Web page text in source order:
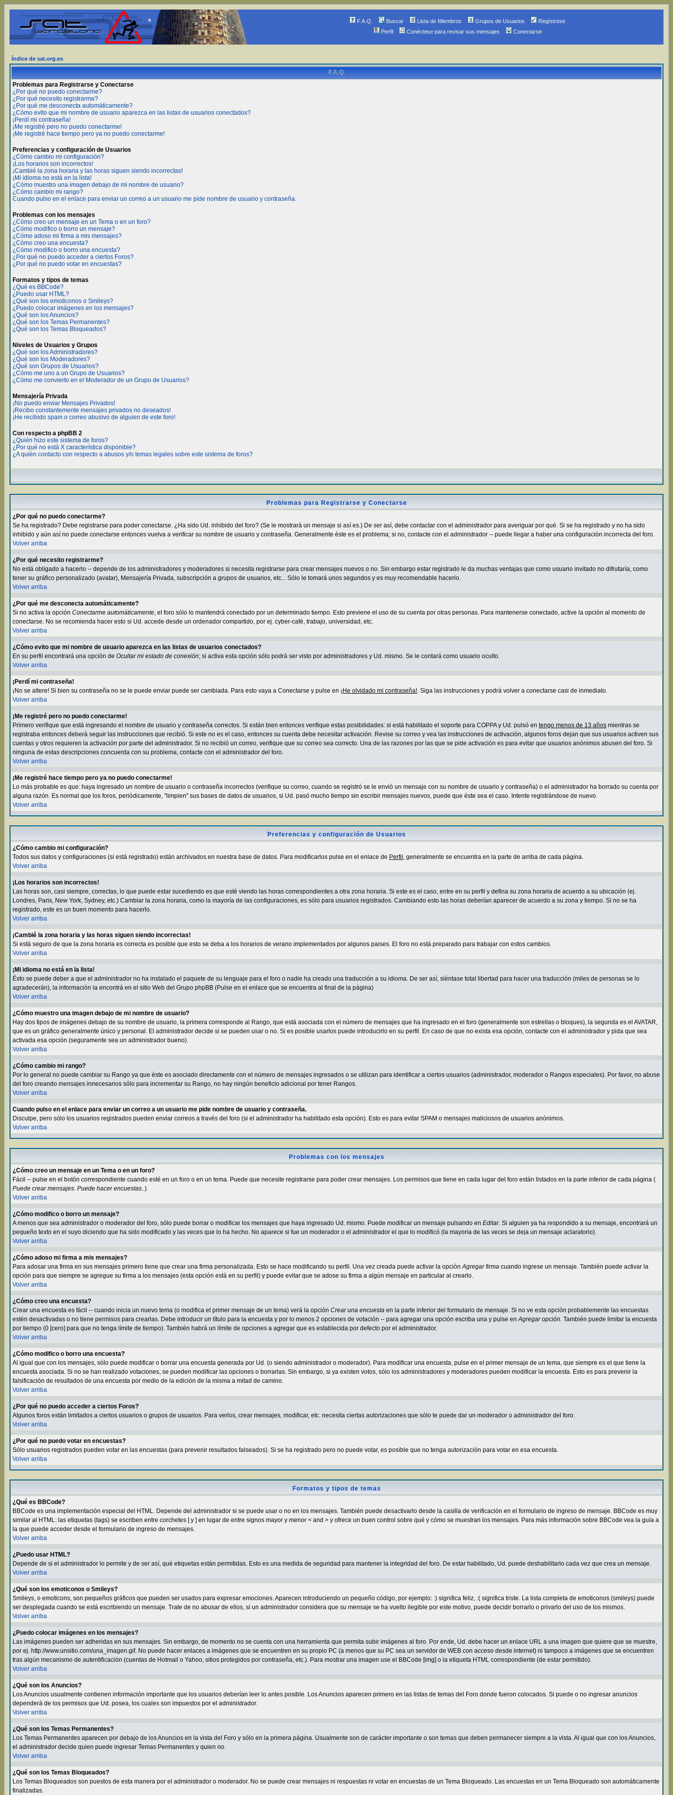
F.A.Q. Buscar Lista de Miembros Grupos de Usuarios
Regístrese
Perfil
Conéctese para revisar sus mensajes Conectarse
Índice de sat.org.es
F.A.Q.
Problemas para Registrarse y Conectarse
¿Por qué no puedo conectarme?
¿Por qué necesito registrarme?
¿Por qué me desconecta automáticamente?
¿Cómo evito que mi nombre de usuario aparezca en las listas de usuarios conectados?
¡Perdí mi contraseña!
¡Me registré pero no puedo conectarme!
¡Me registré hace tiempo pero ya no puedo conectarme!
Preferencias y configuración de Usuarios
¿Cómo cambio mi configuración?
¡Los horarios son incorrectos!
¡Cambié la zona horaria y las horas siguen siendo incorrectas!
¡Mi idioma no está en la lista!
¿Cómo muestro una imagen debajo de mi nombre de usuario?
¿Cómo cambio mi rango?
Cuando pulso en el enlace para enviar un correo a un usuario me pide nombre de usuario y contraseña.
Problemas con los mensajes
¿Cómo creo un mensaje en un Tema o en un foro?
¿Cómo modifico o borro un mensaje?
¿Cómo adoso mi firma a mis mensajes?
¿Cómo creo una encuesta?
¿Cómo modifico o borro una encuesta?
¿Por qué no puedo acceder a ciertos Foros?
¿Por qué no puedo votar en encuestas?
Formatos y tipos de temas
¿Qué es BBCode?
¿Puedo usar HTML?
¿Qué son los emoticonos o Smileys?
¿Puedo colocar imágenes en los mensajes?
¿Qué son los Anuncios?
¿Qué son los Temas Permanentes?
¿Qué son los Temas Bloqueados?
Niveles de Usuarios y Grupos
¿Qué son los Administradores?
¿Qué son los Moderadores?
¿Qué son Grupos de Usuarios?
¿Cómo me uno a un Grupo de Usuarios?
¿Cómo me convierto en el Moderador de un Grupo de Usuarios?
Mensajería Privada
¡No puedo enviar Mensajes Privados!
¡Recibo constantemente mensajes privados no deseados!
¡He recibido spam o correo abusivo de alguien de este foro!
Con respecto a phpBB 2
¿Quién hizo este sistema de foros?
¿Por qué no está X característica disponible?
¿A quién contacto con respecto a abusos y/o temas legales sobre este sistema de foros?
Problemas para Registrarse y Conectarse
¿Por qué no puedo conectarme?
Se ha registrado? Debe registrarse para poder conectarse. ¿Ha sido Ud. inhibido del foro? (Se le mostrará un mensaje si así es.) De ser así, debe contactar con el administrador para averiguar por qué. Si se ha registrado y no ha sido
inhibido y aún así no puede conectarse entonces vuelva a verificar su nombre de usuario y contraseña. Generalmente éste es el problema; si no, contacte con el administrador -- puede llegar a haber una configuración incorrecta del foro.
Volver arriba
¿Por qué necesito registrarme?
No está obligado a hacerlo -- depende de los administradores y moderadores si necesita registrarse para crear mensajes nuevos o no. Sin embargo estar registrado le da muchas ventajas que como usuario invitado no difrutaría, como
tener su gráfico personalizado (avatar), Mensajería Privada, subscripción a grupos de usuarios, etc... Sólo le tomará unos segundos y es muy recomendable hacerlo.
Volver arriba
¿Por qué me desconecta automáticamente?
Si no activa la opción Conectarme automáticamente, el foro sólo lo mantendrá conectado por un determinado tiempo. Esto previene el uso de su cuenta por otras personas. Para mantenerse conectado, active la opción al momento de
conectarse. No se recomienda hacer esto si Ud. accede desde un ordenador compartido, por ej. cyber-café, trabajo, universidad, etc.
Volver arriba
¿Cómo evito que mi nombre de usuario aparezca en las listas de usuarios conectados?
En su perfil encontrará una opción de Ocultar mi estado de conexión; si activa esta opción sólo podrá ser visto por administradores y Ud. mismo. Se le contará como usuario oculto.
Volver arriba
¡Perdí mi contraseña!
¡No se altere! Si bien su contraseña no se le puede enviar puede ser cambiada. Para esto vaya a Conectarse y pulse en ¡He olvidado mi contraseña!. Siga las instrucciones y podrá volver a conectarse casi de inmediato.
Volver arriba
¡Me registré pero no puedo conectarme!
Primero verifique que está ingresando el nombre de usuario y contraseña correctos. Si están bien entonces verifique estas posibilidades: si está habilitado el soporte para COPPA y Ud. pulsó en tengo menos de 13 años mientras se
registraba entonces deberá seguir las instrucciones que recibió. Si este no es el caso, entonces su cuenta debe necesitar activación. Revise su correo y vea las instrucciones de activación, algunos foros dejan que sus usuarios activen sus
cuentas y otros requieren la activación por parte del administrador. Si no recibió un correo, verifique que su correo sea correcto. Una de las razones por las que se pide activación es para evitar que usuarios anónimos abusen del foro. Si
ninguna de estas descripciones concuerda con su problema, contacte con el administrador del foro.
Volver arriba
¡Me registré hace tiempo pero ya no puedo conectarme!
Lo más probable es que: haya ingresado un nombre de usuario o contraseña incorrectos (verifique su correo, cuando se registró se le envió un mensaje con su nombre de usuario y contraseña) o el administrador ha borrado su cuenta por
alguna razón. Es normal que los foros, periódicamente, "limpien" sus bases de datos de usuarios, si Ud. pasó mucho tiempo sin escribir mensajes nuevos, puede que éste sea el caso. Intente registrándose de nuevo.
Volver arriba
Preferencias y configuración de Usuarios
¿Cómo cambio mi configuración?
Todos sus datos y configuraciones (si está registrado) están archivados en nuestra base de datos. Para modificarlos pulse en el enlace de Perfil , generalmente se encuentra en la parte de arriba de cada página.
Volver arriba
¡Los horarios son incorrectos!
Las horas son, casi siempre, correctas, lo que puede estar sucediendo es que esté viendo las horas correspondientes a otra zona horaria. Si este es el caso, entre en su perfil y defina su zona horaria de acuerdo a su ubicación (ej.
Londres, Paris, New York, Sydney, etc.) Cambiar la zona horaria, como la mayoría de las configuraciones, es sólo para usuarios registrados. Cambiando esto las horas deberían aparecer de acuerdo a su zona y tiempo. Si no se ha
registrado, este es un buen momento para hacerlo.
Volver arriba
¡Cambié la zona horaria y las horas siguen siendo incorrectas!
Si está seguro de que la zona horaria es correcta es posible que esto se deba a los horarios de verano implementados por algunos paises. El foro no está preparado para trabajar con estos cambios.
Volver arriba
¡Mi idioma no está en la lista!
Ésto se puede deber a que el administrador no ha instalado el paquete de su lenguaje para el foro o nadie ha creado una traducción a su idioma. De ser así, siéntase total libertad para hacer una traducción (miles de personas se lo
agradecerán), la información la encontrá en el sitio Web del Grupo phpBB (Pulse en el enlace que se encuentra al final de la página)
Volver arriba
¿Cómo muestro una imagen debajo de mi nombre de usuario?
Hay dos tipos de imágenes debajo de su nombre de usuario, la primera corresponde al Rango, que está asociada con el número de mensajes que ha ingresado en el foro (generalmente son estrellas o bloques), la segunda es el AVATAR,
que es un gráfico generalmente único y personal. El administrador decide si se pueden usar o no. Si es posible usarlos puede introducirlo en su perfil. En caso de que no exista esa opción, contacte con el administrador y pida que sea
activada esa opción (seguramente sea un administrador bueno).
Volver arriba
¿Cómo cambio mi rango?
Por lo general no puede cambiar su Rango ya que éste es asociado directamente con el número de mensajes ingresados o se utilizan para identificar a ciertos usuarios (administrador, moderador o Rangos especiales). Por favor, no abuse
del foro creando mensajes innecesarios sólo para incrementar su Rango, no hay ningún beneficio adicional por tener Rangos.
Volver arriba
Cuando pulso en el enlace para enviar un correo a un usuario me pide nombre de usuario y contraseña.
Disculpe, pero sólo los usuarios registrados pueden enviar correos a través del foro (si el administrador ha habilitado esta opción). Esto es para evitar SPAM o mensajes maliciosos de usuarios anónimos.
Volver arriba
Problemas con los mensajes
¿Cómo creo un mensaje en un Tema o en un foro?
Fácil -- pulse en el botón correspondiente cuando esté en un foro o en un tema. Puede que necesite registrarse para poder crear mensajes. Los permisos que tiene en cada lugar del foro están listados en la parte inferior de cada página (
Puede crear mensajes. Puede hacer encuestas..)
Volver arriba
¿Cómo modifico o borro un mensaje?
A menos que sea administrador o moderador del foro, sólo puede borrar o modificar los mensajes que haya ingresado Ud. mismo. Puede modificar un mensaje pulsando en Editar. Si alguien ya ha respondido a su mensaje, encontrará un
pequeño texto en el suyo diciendo que ha sido modificado y las veces que lo ha hecho. No aparece si fue un moderador o el administrador el que lo modificó (la mayoria de las veces se deja un mensaje aclaratorio).
Volver arriba
¿Cómo adoso mi firma a mis mensajes?
Para adosar una firma en sus mensajes primero tiene que crear una firma personalizada. Esto se hace modificando su perfil. Una vez creada puede activar la opciónAgregar firma cuando ingrese un mensaje. También puede activar la
opción para que siempre se agregue su firma a los mensajes (esta opción está en su perfil) y puede evitar que se adose su firma a algún mensaje en particular al crearlo.
Volver arriba
¿Cómo creo una encuesta?
Crear una encuesta es fácil -- cuando inicia un nuevo tema (o modifica el primer mensaje de un tema) verá la opción Crear una encuesta en la parte inferior del formulario de mensaje. Si no ve esta opción probablemente las encuestas
estén desactivadas o no tiene permisos para crearlas. Debe introducir un título para la encuesta y por lo menos 2 opciones de votación -- para agregar una opción escriba una y pulse enAgregar opción. También puede limitar la encuesta
por tiempo (0 [cero] para que no tenga límite de tiempo). También habrá un límite de opciones a agregar que es establecida por defecto por el administrador.
Volver arriba
¿Cómo modifico o borro una encuesta?
Al igual que con los mensajes, sólo puede modificar o borrar una encuesta generada por Ud. (o siendo administrador o moderador). Para modificar una encuesta, pulse en el primer mensaje de un tema, que siempre es el que tiene la
encuesta asociada. Si no se han realizado votaciones, se pueden modificar las opciones o borrarlas. Sin embargo, si ya existen votos, sólo los administradores y moderadores pueden modificar la encuesta. Esto es para prevenir la
falsificación de resultados de una encuesta por medio de la edición de la misma a mitad de camino.
Volver arriba
¿Por qué no puedo acceder a ciertos Foros?
Algunos foros están limitados a ciertos usuarios o grupos de usuarios. Para verlos, crear mensajes, modificar, etc. necesita ciertas autorizaciones que sólo te puede dar un moderador o administrador del foro.
Volver arriba
¿Por qué no puedo votar en encuestas?
Sólo usuarios registrados pueden votar en las encuestas (para prevenir resultados falseados). Si se ha registrado pero no puede votar, es posible que no tenga autorización para votar en esa encuesta.
Volver arriba
Formatos y tipos de temas
¿Qué es BBCode?
BBCode es una implementación especial del HTML. Depende del administrador si se puede usar o no en los mensajes. También puede desactivarlo desde la casilla de verificación en el formulario de ingreso de mensaje. BBCode es muy
similar al HTML: las etiquetas (tags) se escriben entre corchetes [ y ] en lugar de entre signos mayor y menor < and > y ofrece un buen control sobre qué y cómo se muestran los mensajes. Para más información sobre BBCode vea la guía a
la que puede acceder desde el formulario de ingreso de mensajes.
Volver arriba
¿Puedo usar HTML?
Depende de si el administrador lo permite y de ser así, qué etiquetas están permitidas. Esto es una medida de seguridad para mantener la integridad del foro. De estar habilitado, Ud. puede deshabilitarlo cada vez que crea un mensaje.
Volver arriba
¿Qué son los emoticonos o Smileys?
Smileys, o emoticons, son pequeños gráficos que pueden ser usados para expresar emociones. Aparecen introduciendo un pequeño código, por ejemplo: :) significa feliz, :( significa triste. La lista completa de emoticonos (smileys) puede
ser desplegada cuando se está escribiendo un mensaje. Trate de no abusar de ellos, si un administrador considera que su mensaje se ha vuelto ilegible por este motivo, puede decidir borrarlo o privarlo del uso de los mismos.
Volver arriba
¿Puedo colocar imágenes en los mensajes?
Las imágenes pueden ser adheridas en sus mensajes. Sin embargo, de momento no se cuenta con una herramienta que permita subir imágenes al foro. Por ende, Ud. debe hacer un enlace URL a una imagen que quiere que se muestre,
por ej. http://www.unsitio.com/una_imagen.gif. No puede hacer enlaces a imágenes que se encuentren en su propio PC (a menos que su PC sea un servidor de WEB con acceso desde internet) ni tampoco a imágenes que se encuentren
tras algún mecanismo de autentificación (cuentas de Hotmail o Yahoo, sitios protegidos por contraseña, etc.). Para mostrar una imagen use el BBCode [img] o la etiqueta HTML correspondiente (de estar permitido).
Volver arriba
¿Qué son los Anuncios?
Los Anuncios usualmente contienen información importante que los usuarios deberían leer lo antes posible. Los Anuncios aparecen primero en las listas de temas del Foro donde fueron colocados. Si puede o no ingresar anuncios
dependerá de los permisos que Ud. posea, los cuales son impuestos por el administrador.
Volver arriba
¿Qué son los Temas Permanentes?
Los Temas Permanentes aparecen por debajo de los Anuncios en la vista del Foro y sólo en la primera página. Usualmente son de carácter importante o son temas que deben permanecer siempre a la vista. Al igual que con los Anuncios,
el administrador decide quien puede ingresar Temas Permanentes y quien no.
Volver arriba
¿Qué son los Temas Bloqueados?
Los Temas Bloqueados son puestos de esta manera por el administrador o moderador. No se puede crear mensajes ni respuestas ni votar en encuestas de un Tema Bloqueado. Las encuestas en un Tema Bloqueado son automáticamente
finalizadas.